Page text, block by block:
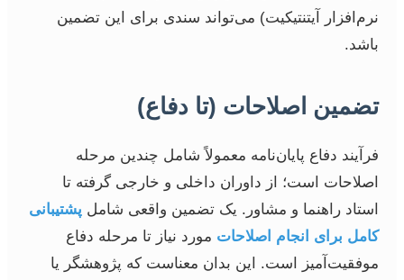
نرم‌افزار آیتنتیکیت) می‌تواند سندی برای این تضمین
باشد.
تضمین اصلاحات (تا دفاع)
فرآیند دفاع پایان‌نامه معمولاً شامل چندین مرحله
اصلاحات است؛ از داوران داخلی و خارجی گرفته تا
استاد راهنما و مشاور. یک تضمین واقعی شامل پشتیبانی
کامل برای انجام اصلاحات مورد نیاز تا مرحله دفاع
موفقیت‌آمیز است. این بدان معناست که پژوهشگر یا